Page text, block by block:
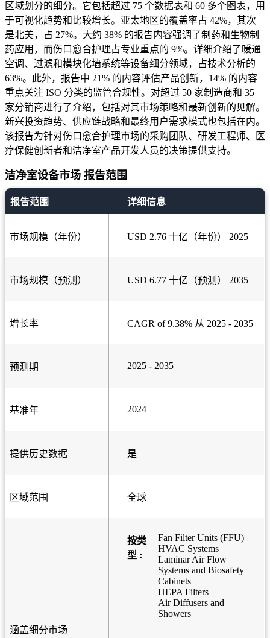
区域划分的细分。它包括超过 75 个数据表和 60 多个图表，用
于可视化趋势和比较增长。亚太地区的覆盖率占 42%，其次
是北美，占 27%。大约 38% 的报告内容强调了制药和生物制
药应用，而伤口愈合护理占专业重点的 9%。详细介绍了暖通
空调、过滤和模块化墙系统等设备细分领域，占技术分析的
63%。此外，报告中 21% 的内容评估产品创新，14% 的内容
重点关注 ISO 分类的监管合规性。对超过 50 家制造商和 35
家分销商进行了介绍，包括对其市场策略和最新创新的见解。
新兴投资趋势、供应链战略和最终用户需求模式也包括在内。
该报告为针对伤口愈合护理市场的采购团队、研发工程师、医
疗保健创新者和洁净室产品开发人员的决策提供支持。
洁净室设备市场 报告范围
报告范围 详细信息
市场规模（年份） USD 2.76 十亿（年份） 2025
市场规模（预测） USD 6.77 十亿（预测） 2035
增长率 CAGR of 9.38% 从 2025 - 2035
预测期 2025 - 2035
基准年 2024
提供历史数据 是
区域范围 全球
涵盖细分市场
按类
型 :
Fan Filter Units (FFU)
HVAC Systems
Laminar Air Flow
Systems and Biosafety
Cabinets
HEPA Filters
Air Diffusers and
Showers